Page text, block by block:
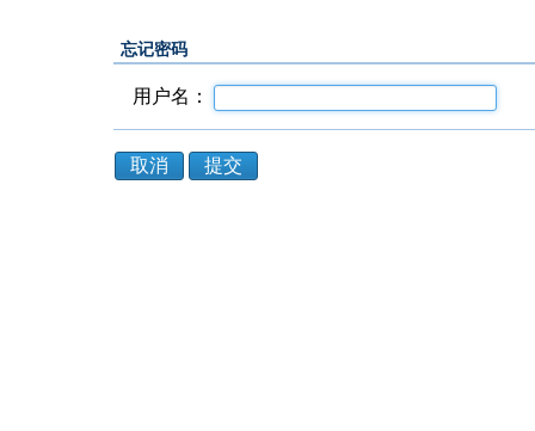
忘记密码
用户名：
取消 提交